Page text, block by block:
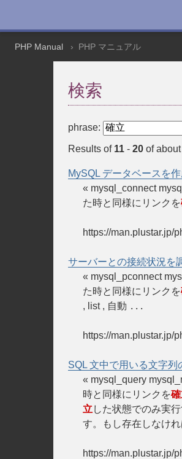
PHP Manual PHP マニュアル
検索
phrase:
Results of 11 - 20 of about
MySQL データベースを
« mysql_connect
た時と同様にリンクを
https://man.plustar.jp/
サーバーとの接続状況を
« mysql_pconnect
た時と同様にリンクを
, list , 自動 ...
https://man.plustar.jp/
SQL 文中で用いる文字
« mysql_query
時と同様にリンクを
立 した状態でのみ実
す。もし存在しなけ
https://man.plustar.jp/